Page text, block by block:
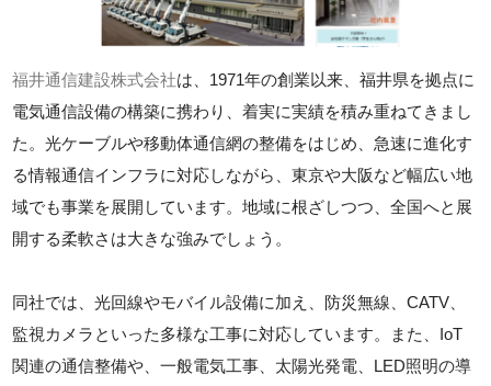
福井通信建設株式会社は、1971年の創業以来、福井県を拠点に
電気通信設備の構築に携わり、着実に実績を積み重ねてきまし
た。光ケーブルや移動体通信網の整備をはじめ、急速に進化す
る情報通信インフラに対応しながら、東京や大阪など幅広い地
域でも事業を展開しています。地域に根ざしつつ、全国へと展
開する柔軟さは大きな強みでしょう。
同社では、光回線やモバイル設備に加え、防災無線、CATV、
監視カメラといった多様な工事に対応しています。また、IoT
関連の通信整備や、一般電気工事、太陽光発電、LED照明の導